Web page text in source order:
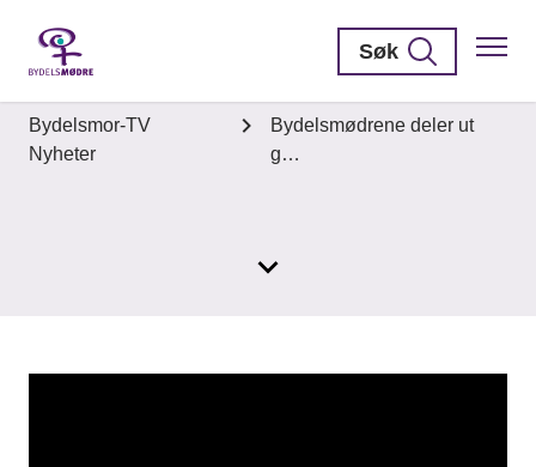
Søk
Bydelsmor-TV
Nyheter
Bydelsmødrene deler ut
g…